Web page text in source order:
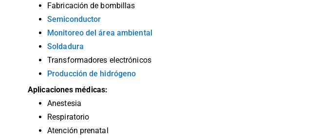
Fabricación de bombillas
Semiconductor
Monitoreo del área ambiental
Soldadura
Transformadores electrónicos
Producción de hidrógeno
Aplicaciones médicas:
Anestesia
Respiratorio
Atención prenatal